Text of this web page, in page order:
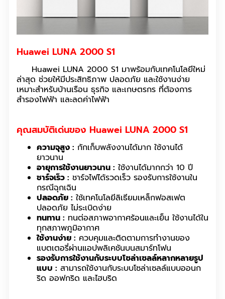
Huawei LUNA 2000 S1
Huawei LUNA 2000 S1 มาพร้อมกับเทคโนโลยีใหม่
ล่าสุด ช่วยให้มีประสิทธิภาพ ปลอดภัย และใช้งานง่าย
เหมาะสำหรับบ้านเรือน ธุรกิจ และเกษตรกร ที่ต้องการ
สำรองไฟฟ้า และลดค่าไฟฟ้า
คุณสมบัติเด่นของ Huawei LUNA 2000 S1
ความจุสูง : กักเก็บพลังงานได้มาก ใช้งานได้
ยาวนาน
อายุการใช้งานยาวนาน : ใช้งานได้มากกว่า 10 ปี
ชาร์จเร็ว : ชาร์จไฟได้รวดเร็ว รองรับการใช้งานใน
กรณีฉุกเฉิน
ปลอดภัย : ใช้เทคโนโลยีลิเธียมเหล็กฟอสเฟต
ปลอดภัย ไม่ระเบิดง่าย
ทนทาน : ทนต่อสภาพอากาศร้อนและเย็น ใช้งานได้ใน
ทุกสภาพภูมิอากาศ
ใช้งานง่าย : ควบคุมและติดตามการทำงานของ
แบตเตอรี่ผ่านแอปพลิเคชันบนสมาร์ทโฟน
รองรับการใช้งานกับระบบโซล่าเซลล์หลากหลายรูป
แบบ : สามารถใช้งานกับระบบโซล่าเซลล์แบบออนก
ริด ออฟกริด และไฮบริด